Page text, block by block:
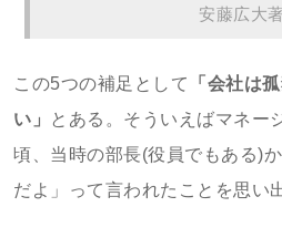
安藤広大
この5つの補足として
「会社は
い」
とある。そういえばマネー
頃、当時の部長(役員でもある)
だよ」って言われたことを思い